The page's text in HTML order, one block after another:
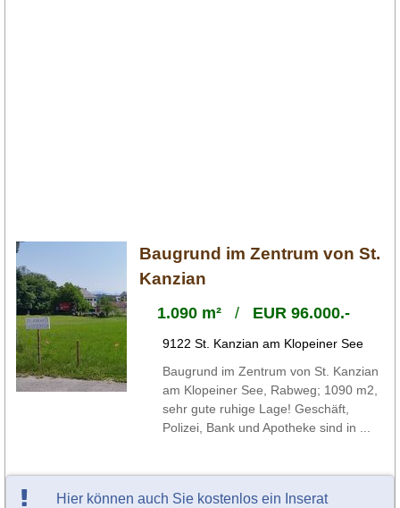
Baugrund im Zentrum von St.
Kanzian
1.090 m²/ EUR 96.000.-
9122 St. Kanzian am Klopeiner See
Baugrund im Zentrum von St. Kanzian
am Klopeiner See, Rabweg; 1090 m2,
sehr gute ruhige Lage! Geschäft,
Polizei, Bank und Apotheke sind in ...
Hier können auch Sie kostenlos ein Inserat